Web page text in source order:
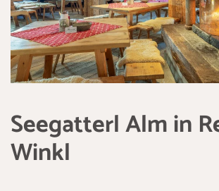
Seegatterl Alm in
Winkl